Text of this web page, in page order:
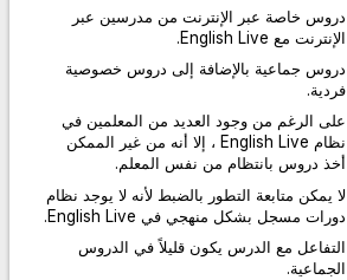
اذهب إلى الموقع
دروس خاصة عبر الإنترنت من مدرسين عبر
الإنترنت مع English Live.
دروس جماعية بالإضافة إلى دروس خصوصية
فردية.
على الرغم من وجود العديد من المعلمين في
نظام English Live ، إلا أنه من غير الممكن
أخذ دروس بانتظام من نفس المعلم.
لا يمكن متابعة التطور بالضبط لأنه لا يوجد نظام
دورات مسجل بشكل منهجي في English Live.
التفاعل مع الدرس يكون قليلاً في الدروس
الجماعية.